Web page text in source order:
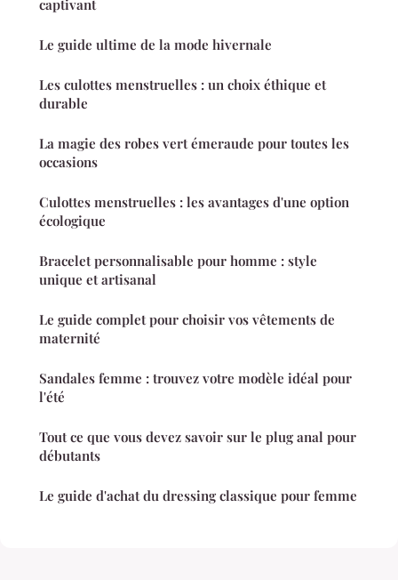
captivant
Le guide ultime de la mode hivernale
Les culottes menstruelles : un choix éthique et
durable
La magie des robes vert émeraude pour toutes les
occasions
Culottes menstruelles : les avantages d'une option
écologique
Bracelet personnalisable pour homme : style
unique et artisanal
Le guide complet pour choisir vos vêtements de
maternité
Sandales femme : trouvez votre modèle idéal pour
l'été
Tout ce que vous devez savoir sur le plug anal pour
débutants
Le guide d'achat du dressing classique pour femme